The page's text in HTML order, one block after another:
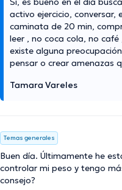
activo ejercicio, conversar,
caminata de 20 min,
leer , no coca cola, no
existe alguna
pensar o crear amenazas
Tamara Vareles
Temas generales
Buen día. Últimamente he
controlar mi peso y tengo
consejo?